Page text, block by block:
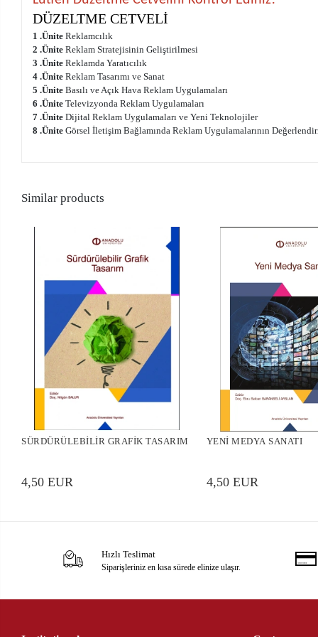
DÜZELTME CETVELİ
1 .Ünite Reklamcılık
2 .Ünite Reklam Stratejisinin Geliştirilmesi
3 .Ünite Reklamda Yaratıcılık
4 .Ünite Reklam Tasarımı ve Sanat
5 .Ünite Basılı ve Açık Hava Reklam Uygulamaları
6 .Ünite Televizyonda Reklam Uygulamaları
7 .Ünite Dijital Reklam Uygulamaları ve Yeni Teknolojiler
8 .Ünite Görsel İletişim Bağlamında Reklam Uygulamalarının
Similar products
SÜRDÜRÜLEBİLİR GRAFİK TASARIM
4,50 EUR
YENİ MEDYA SANATI
4,50 EUR
Hızlı Teslimat
Siparişleriniz en kısa sürede elinize ulaşır.